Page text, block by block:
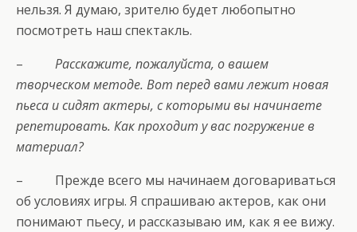
нельзя. Я думаю, зрителю будет любопытно
посмотреть наш спектакль.
– Расскажите, пожалуйста, о вашем
творческом методе. Вот перед вами лежит новая
пьеса и сидят актеры, с которыми вы начинаете
репетировать. Как проходит у вас погружение в
материал?
– Прежде всего мы начинаем договариваться
об условиях игры. Я спрашиваю актеров, как они
понимают пьесу, и рассказываю им, как я ее вижу.